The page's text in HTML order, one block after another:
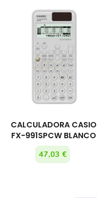
CALCULADORA CASIO
FX-991SPCW BLANCO
47,03 €